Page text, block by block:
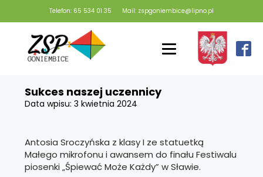
Telefon: 65 534 01 35 Mail: zspgoniembice@lipno.pl
Sukces naszej uczennicy
Data wpisu:3 kwietnia 2024
Antosia Sroczyńska z klasy I ze statuetką
Małego mikrofonu i awansem do finału Festiwalu
piosenki „Śpiewać Może Każdy” w Sławie.